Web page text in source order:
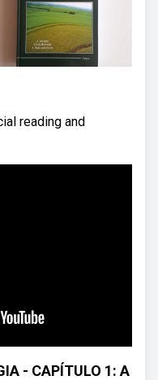
reading and
- CAPÍTULO 1: A